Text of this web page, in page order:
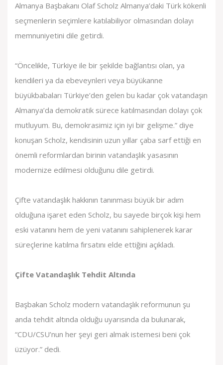
Almanya Başbakanı Olaf Scholz Almanya’daki Türk kökenli
seçmenlerin seçimlere katılabiliyor olmasından dolayı
memnuniyetini dile getirdi.
“Öncelikle, Türkiye ile bir şekilde bağlantısı olan, ya
kendileri ya da ebeveynleri veya büyükanne
büyükbabaları Türkiye’den gelen bu kadar çok vatandaşın
Almanya’da demokratik sürece katılmasından dolayı çok
mutluyum. Bu, demokrasimiz için iyi bir gelişme.” diye
konuşan Scholz, kendisinin uzun yıllar çaba sarf ettiği en
önemli reformlardan birinin vatandaşlık yasasının
modernize edilmesi olduğunu dile getirdi.
Çifte vatandaşlık hakkının tanınması büyük bir adım
olduğuna işaret eden Scholz, bu sayede birçok kişi hem
eski vatanını hem de yeni vatanını sahiplenerek karar
süreçlerine katılma fırsatını elde ettiğini açıkladı.
Çifte Vatandaşlık Tehdit Altında
Başbakan Scholz modern vatandaşlık reformunun şu
anda tehdit altında olduğu uyarısında da bulunarak,
“CDU/CSU’nun her şeyi geri almak istemesi beni çok
üzüyor.” dedi.